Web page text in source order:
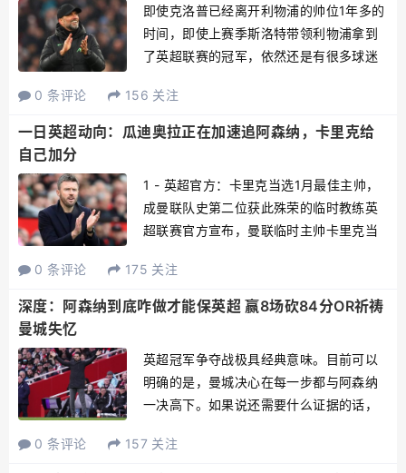
即使克洛普已经离开利物浦的帅位1年多的
时间，即使上赛季斯洛特带领利物浦拿到
了英超联赛的冠军，依然还是有很多球迷
超。来自TA的消息表示，克洛普的经纪人
在接受采访的时候表示，曼联和切尔西都
0 条评论 156 关注
一日英超动向：瓜迪奥拉正在加速追阿森纳，卡里克给
自己加分
1 - 英超官方：卡里克当选1月最佳主帅，
成曼联队史第二位获此殊荣的临时教练英
超联赛官方宣布，曼联临时主帅卡里克当
7位当选月最佳的临时主帅，也是自2024
年4月埃弗顿的戴奇之后，首位获此殊荣的
0 条评论 175 关注
深度：阿森纳到底咋做才能保英超 赢8场砍84分OR祈祷
曼城失忆
英超冠军争夺战极具经典意味。目前可以
明确的是，曼城决心在每一步都与阿森纳
一决高下。如果说还需要什么证据的话，
——以及赛后他们的庆祝方式，都充分体
0 条评论 157 关注